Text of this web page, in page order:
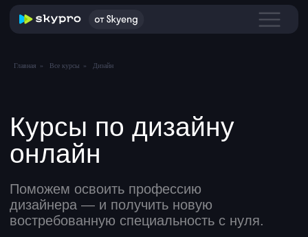
Главная » Все курсы » Дизайн
Поможем освоить профессию
дизайнера — и получить новую
востребованную специальность с нуля.
Курсы по аналитике
Все Курсы по нейросетям